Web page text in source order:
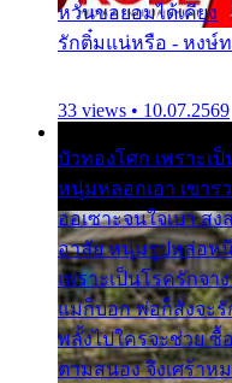
หวั่นขอยอมได้เคียง
รักติ๋มแน่หรือ - หงษ์
33 views • 10.07.2569
บัวทองโศก เพราะเ
หนุ่มหลอกเอา เขาร
ออเซาะจนใจเบา สง
อาลัย หนุ่มรูปหล่อห
เพราะเป็นโรครักจา
แม่ก็บอก พ่อก็สั่งจะรั
พลั้งไปใครจะช่วย ซื้
ตามสนอง จึงเศร้าห